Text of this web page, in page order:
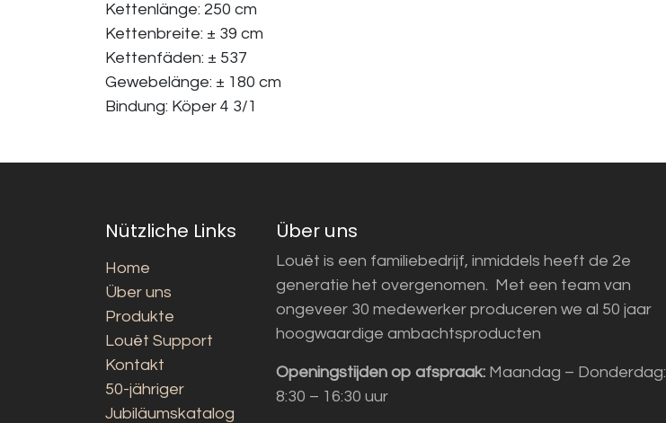
Kettenlänge: 250 cm
Kettenbreite: ± 39 cm
Kettenfäden: ± 537
Gewebelänge: ± 180 cm
Bindung: Köper 4 3/1
Nützliche Links
Home
Über uns
Produkte
Louët Support
Kontakt
50-jähriger
Jubiläumskatalog
Über uns
Louët is een familiebedrijf, inmiddels heeft de 2e
generatie het overgenomen. Met een team van
ongeveer 30 medewerker produceren we al 50 jaar
hoogwaardige ambachtsproducten
Openingstijden op afspraak: Maandag – Donderdag:
8:30 – 16:30 uur